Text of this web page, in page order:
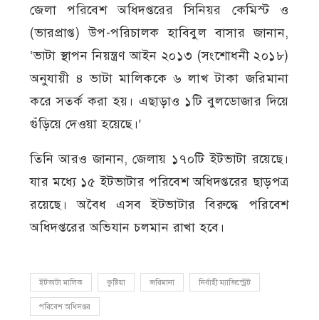
জেলা পরিবেশ অধিদপ্তরের সিনিয়র কেমিস্ট ও
(ভারপ্রাপ্ত) উপ-পরিচালক হাবিবুল বাসার জানান,
‘ভাটা স্থাপন নিয়ন্ত্রণ আইন ২০১৩ (সংশোধনী ২০১৮)
অনুযায়ী ৪ ভাটা মালিককে ৬ লাখ টাকা জরিমানা
করে সতর্ক করা হয়। এছাড়াও ১টি বুলডোজার দিয়ে
গুঁড়িয়ে দেওয়া হয়েছে।’
তিনি আরও জানান, জেলায় ১৭০টি ইটভাটা রয়েছে।
যার মধ্যে ১৫ ইটভাটার পরিবেশ অধিদপ্তরের ছাড়পত্র
রয়েছে। অবৈধ এসব ইটভাটার বিরুদ্ধে পরিবেশ
অধিদপ্তরের অভিযান চলমান রাখা হবে।
ইটভাটা মালিক কুষ্টিয়া জরিমানা নির্বাহী ম্যাজিস্ট্রেট
পরিবেশ অধিদপ্তর